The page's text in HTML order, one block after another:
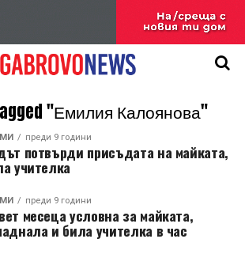
"Емилия Калоянова"
преди 9 години
потвърди присъдата на майката,
учителка
преди 9 години
месеца условна за майката,
и била учителка в час